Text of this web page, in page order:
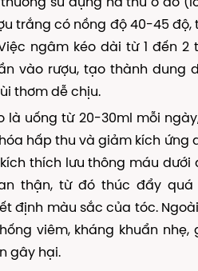
sử dụng hà thủ ô đỏ
trắng có nồng độ 40-45 độ,
ngâm kéo dài từ 1 đến 2
vào rượu, tạo thành dung
thơm dễ chịu.
là uống từ 20-30ml mỗi
hấp thu và giảm kích ứng
thích lưu thông máu dưới
thận, từ đó thúc đẩy quá
định màu sắc của tóc.
viêm, kháng khuẩn nhẹ,
gây hại.